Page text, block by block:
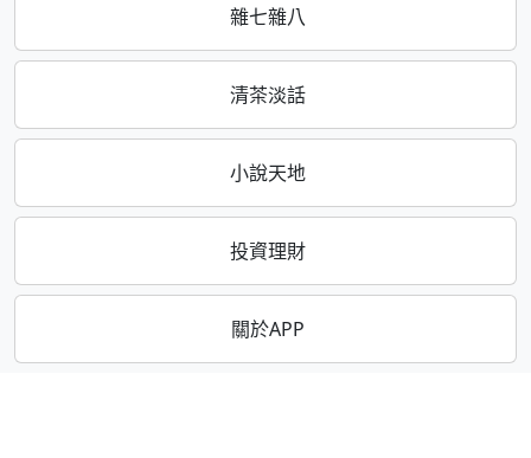
雜七雜八
清茶淡話
小說天地
投資理財
關於APP